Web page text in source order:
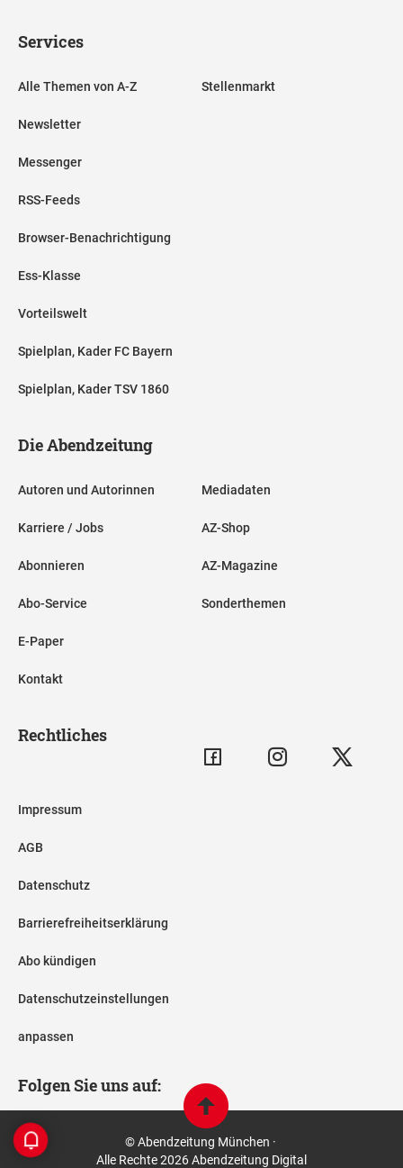
Services
Alle Themen von A-Z
Newsletter
Messenger
RSS-Feeds
Browser-Benachrichtigung
Ess-Klasse
Vorteilswelt
Spielplan, Kader FC Bayern
Spielplan, Kader TSV 1860
Stellenmarkt
Die Abendzeitung
Autoren und Autorinnen
Karriere / Jobs
Abonnieren
Abo-Service
E-Paper
Kontakt
Mediadaten
AZ-Shop
AZ-Magazine
Sonderthemen
Rechtliches
Impressum
AGB
Datenschutz
Barrierefreiheitserklärung
Abo kündigen
Datenschutzeinstellungen
anpassen
Folgen Sie uns auf:
© Abendzeitung München ·
Alle Rechte 2026 Abendzeitung Digital